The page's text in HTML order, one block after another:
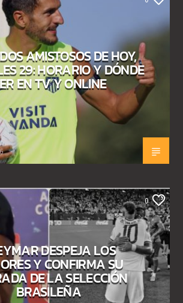
AMISTOSOS DE HOY,
29: HORARIO Y DÓNDE
EN TV Y ONLINE
0
DESPEJA LOS
Y CONFIRMA SU
DE LA SELECCIÓN
BRASILEÑA